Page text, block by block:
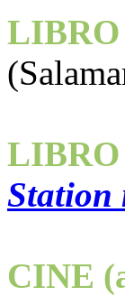
LIBRO
LIBRO
Station
CINE